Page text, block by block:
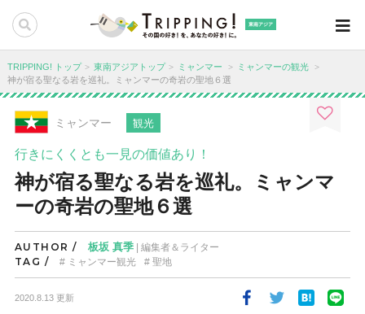
東南アジア
TRIPPING! トップ 東南アジアトップ ミャンマー
ミャンマーの観光
神が宿る聖なる岩を巡礼。ミャンマーの奇岩の聖地６選
ミャンマー 観光
行きにくくとも一見の価値あり！
神が宿る聖なる岩を巡礼。ミャンマ
ーの奇岩の聖地６選
AUTHOR / 板坂 真季| 編集者＆ライター
TAG / ミャンマー観光 聖地
2020.8.13 更新